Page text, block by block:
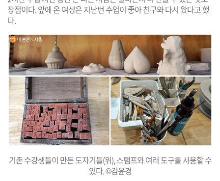
장점이다. 앞에 온 여성은 지난번 수업이 좋아 친구와 다시 왔다고 했
다.
기존 수강생들이 만든 도자기들(위), 스탬프와 여러 도구를 사용할 수
있다. ©김윤경